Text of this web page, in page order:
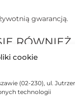
cookie
(02-230), ul.
technologii
gwarancją.
RÓWNIEŻ…